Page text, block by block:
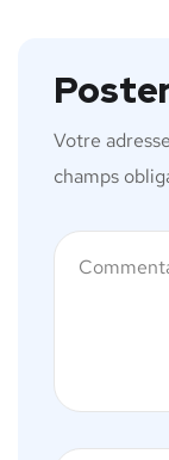
Votre
champs